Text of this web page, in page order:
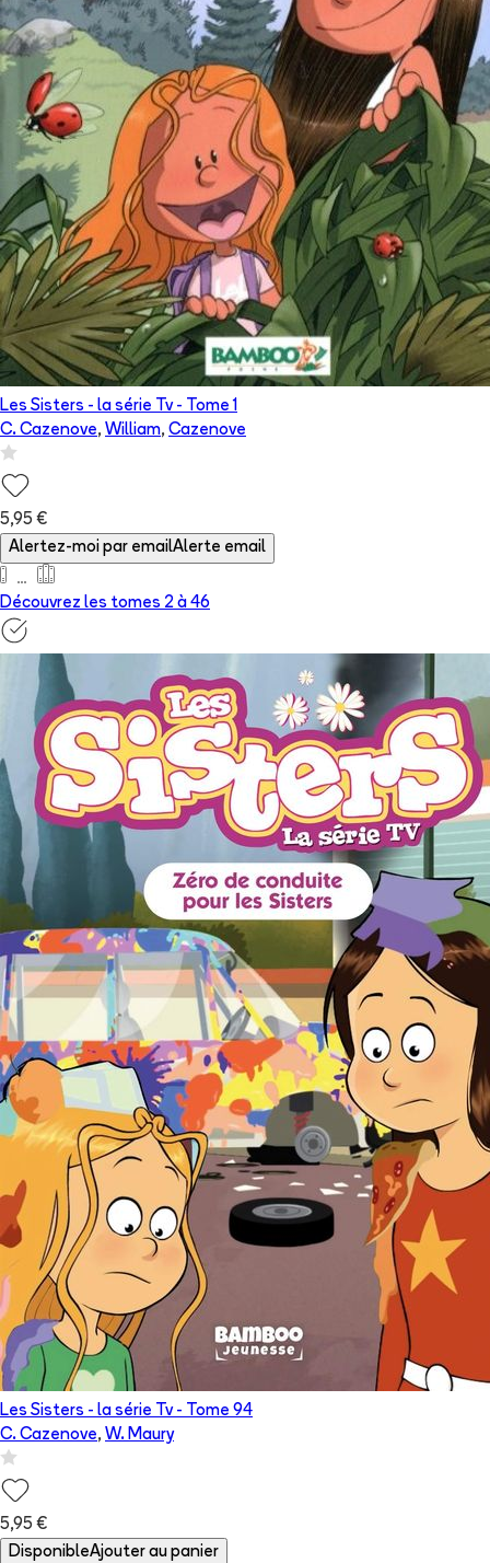
Les Sisters - la série Tv- Tome 1
C. Cazenove, William, Cazenove
5,95 €
Alertez-moi par emailAlerte email
Découvrez les tomes 2 à 46
Les Sisters - la série Tv- Tome 94
C. Cazenove, W. Maury
5,95 €
DisponibleAjouter au panier